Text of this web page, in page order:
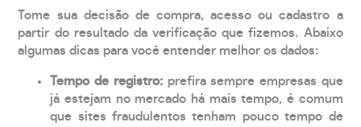
Tome sua decisão de compra, acesso ou cadastro a
partir do resultado da verificação que fizemos. Abaixo
algumas dicas para você entender melhor os dados:
Tempo de registro: prefira sempre empresas que
já estejam no mercado há mais tempo, é comum
que sites fraudulentos tenham pouco tempo de